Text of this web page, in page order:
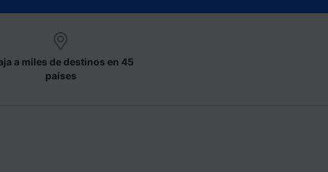
a miles de destinos en 45
países